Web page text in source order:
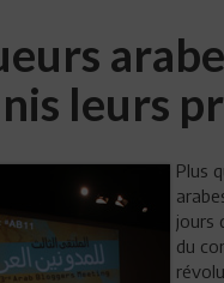
leurs
Plus
jours
du